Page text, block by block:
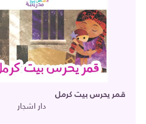
قمر يحرس بيت كرمل
دار اشجار